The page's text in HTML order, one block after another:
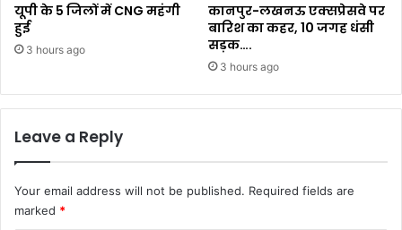
यूपी के 5 जिलों में CNG महंगी
हुई
3 hours ago
कानपुर-लखनऊ एक्सप्रेसवे पर
बारिश का कहर, 10 जगह धंसी
सड़क….
3 hours ago
Leave a Reply
Your email address will not be published. Required fields are
marked *